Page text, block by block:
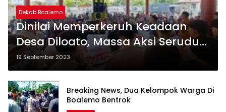
Dekab Boalemo
Dinilai Memperkeruh Keadaan
Desa Diloato, Massa Aksi Seruduk
Kantor DPRD Boalemo
19 September 2023
Breaking News, Dua Kelompok Warga Di
Boalemo Bentrok